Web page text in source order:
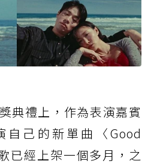
典禮上，作為表演嘉賓
自己的新單曲〈Good
已經上架一個多月，之